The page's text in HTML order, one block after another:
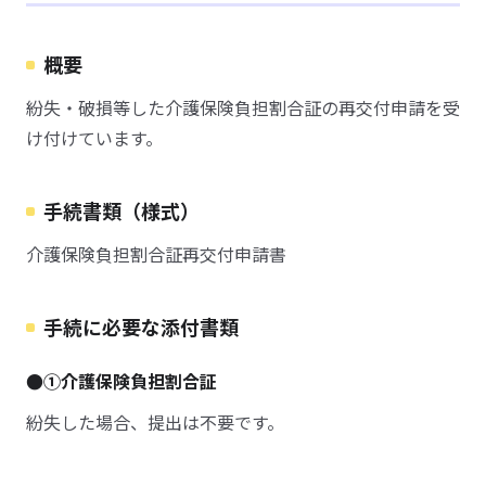
概要
紛失・破損等した介護保険負担割合証の再交付申請を受
け付けています。
手続書類（様式）
介護保険負担割合証再交付申請書
手続に必要な添付書類
●①介護保険負担割合証
紛失した場合、提出は不要です。